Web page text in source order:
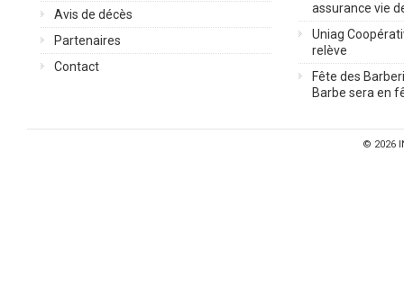
Avis de décès
Partenaires
Contact
assurance vie
Uniag
relève
Fête des
Barbe sera en
© 2026